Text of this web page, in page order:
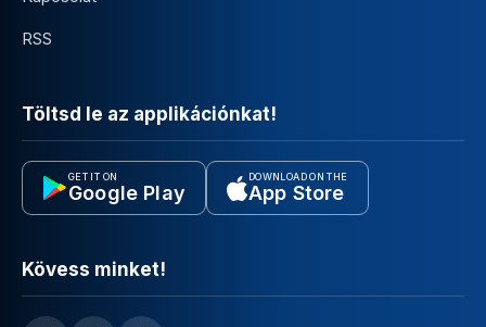
RSS
Töltsd le az applikációnkat!
GET IT ON
Google Play
DOWNLOAD ON THE
App Store
Kövess minket!